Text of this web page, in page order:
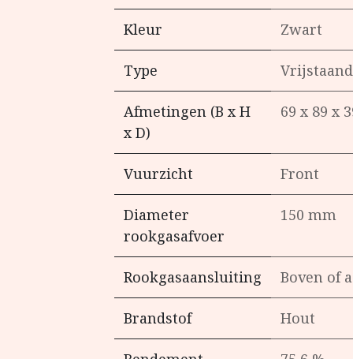
Kleur Zwart
Type Vrijstaand
Afmetingen (B x H
x D)
69 x 89 x
Vuurzicht Front
Diameter
rookgasafvoer
150 mm
Rookgasaansluiting Boven of
Brandstof Hout